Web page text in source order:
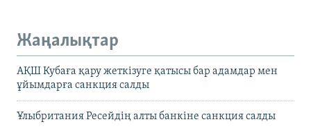
Жаңалықтар
АҚШ Кубаға қару жеткізуге қатысы бар адамдар мен
ұйымдарға санкция салды
Ұлыбритания Ресейдің алты банкіне санкция салды